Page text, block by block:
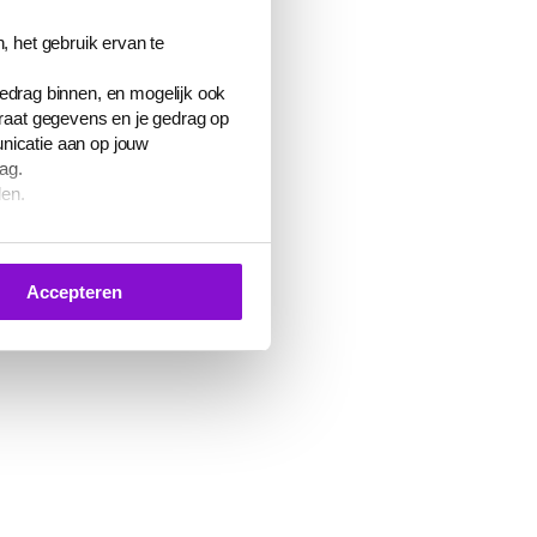
het gebruik ervan te
binnen, en mogelijk ook
gegevens en je gedrag op
aan op jouw
geven voor het
de knop ‘Verander uw cookie
Accepteren